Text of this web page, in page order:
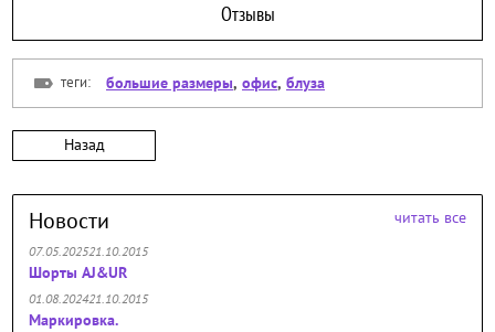
Отзывы
теги: большие размеры, офис, блуза
Назад
Новости читать все
07.05.202521.10.2015
Шорты AJ&UR
01.08.202421.10.2015
Маркировка.